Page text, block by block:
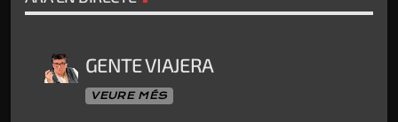
GENTE VIAJERA
VEURE MÉS